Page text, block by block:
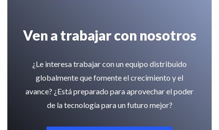
Ven a trabajar con nosotros
¿Le interesa trabajar con un equipo distribuido
globalmente que fomente el crecimiento y el
avance? ¿Está preparado para aprovechar el poder
de la tecnología para un futuro mejor?